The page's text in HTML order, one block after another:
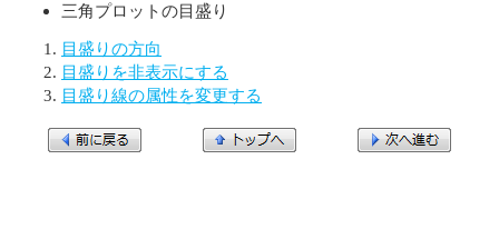
三角プロットの目盛り
目盛りの方向
目盛りを非表示にする
目盛り線の属性を変更する